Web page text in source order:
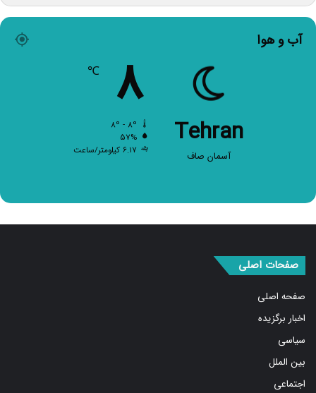
آب و هوا
Tehran
آسمان صاف
۸
۵۷%
۶.۱۷ کیلومتر/ساعت
صفحه اصلی
اخبار برگزیده
سیاسی
بین الملل
اجتماعی
اقتصادی